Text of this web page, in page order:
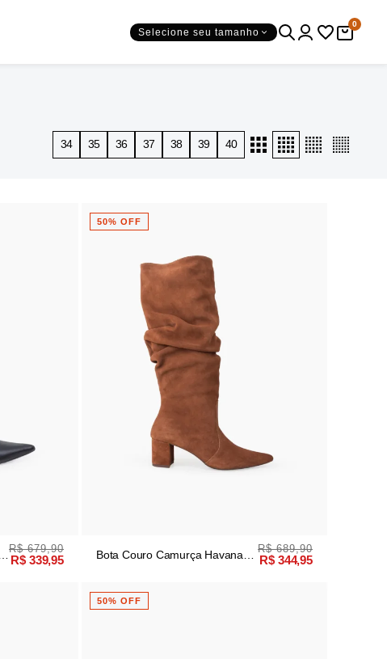
Selecione seu tamanho
0
34 35 36 37 38 39 40
R$ 679,90
R$ 339,95
50% OFF
Bota Couro Camurça Havana
R$ 689,90
R$ 344,95
50% OFF